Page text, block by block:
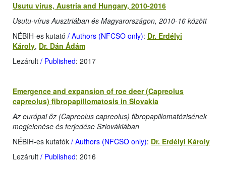
Usutu virus, Austria and Hungary, 2010-2016
Usutu-vírus Ausztriában és Magyarországon, 2010-16 között
NÉBIH-es kutató / Authors (NFCSO only): Dr. Erdélyi
Károly, Dr. Dán Ádám
Lezárult / Published: 2017
Emergence and expansion of roe deer (Capreolus
capreolus) fibropapillomatosis in Slovakia
Az európai őz (Capreolus capreolus) fibropapillomatózisének
megjelenése és terjedése Szlovákiában
NÉBIH-es kutatók / Authors (NFCSO only): Dr. Erdélyi Károly
Lezárult / Published: 2016